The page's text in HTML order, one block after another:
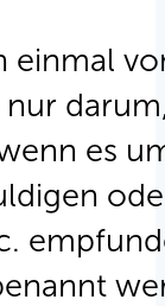
einmal
es